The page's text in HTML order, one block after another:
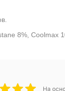
8%, Coolmax